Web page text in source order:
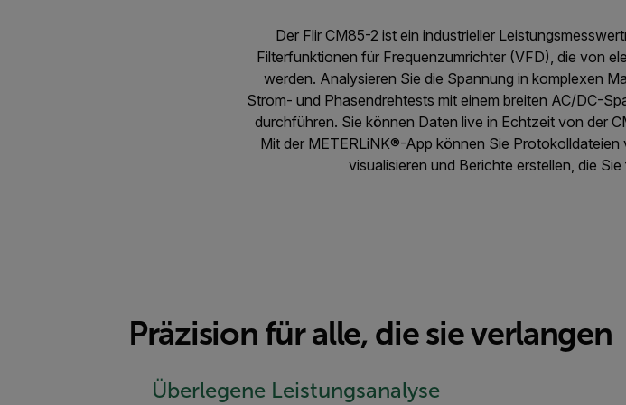
Der Flir CM85-2 ist ein industrieller
Filterfunktionen für Frequenzumrichter (VFD), die von
werden. Analysieren Sie die Spannung in komplexen
Strom- und Phasendrehtests mit einem breiten AC/DC-
durchführen. Sie können Daten live in Echtzeit von der
Mit der METERLiNK®-App können Sie
visualisieren und Berichte erstellen, die
Präzision für alle, die sie verlangen
Überlegene Leistungsanalyse